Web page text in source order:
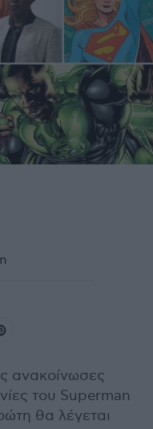
ανακοίνωσες
του Superman
θα λέγεται